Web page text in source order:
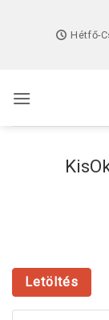
Hétfő-
Letöltés